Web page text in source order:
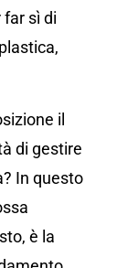
sì di
il
di gestire
In questo
è la